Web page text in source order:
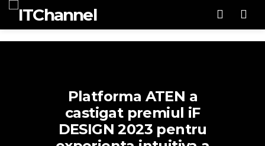
Platforma ATEN a
castigat premiul iF
DESIGN 2023 pentru